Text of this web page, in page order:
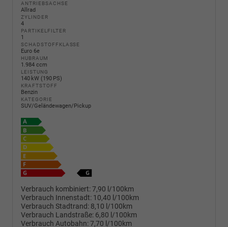
ANTRIEBSACHSE
Allrad
ZYLINDER
4
PARTIKELFILTER
1
SCHADSTOFFKLASSE
Euro 6e
HUBRAUM
1.984 ccm
LEISTUNG
140 kW (190 PS)
KRAFTSTOFF
Benzin
KATEGORIE
SUV/Geländewagen/Pickup
Verbrauch kombiniert:7,90 l/100km
Verbrauch Innenstadt: 10,40 l/100km
Verbrauch Stadtrand: 8,10 l/100km
Verbrauch Landstraße: 6,80 l/100km
Verbrauch Autobahn:7,70 l/100km